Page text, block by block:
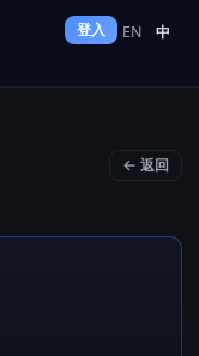
登入 EN 中
← 返回